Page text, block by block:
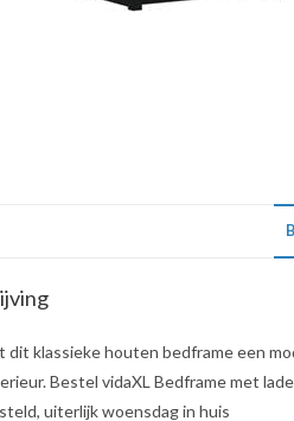
dit klassieke houten bedframe een
Bestel vidaXL Bedframe met
uiterlijk woensdag in huis